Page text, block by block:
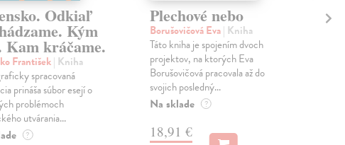
Odkiaľ
Kým
Kam kráčame.
František| Kniha
spracovaná
prináša súbor esejí o
problémoch
utvárania...
?
Plechové nebo
Borušovičová Eva| Kniha
Táto kniha je spojením dvoch
projektov, na ktorých Eva
Borušovičová pracovala až do
svojich posledný...
Na sklade ?
18,91 €